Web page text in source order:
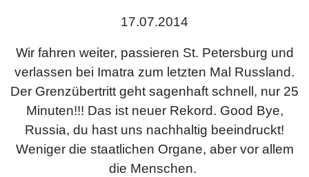
17.07.2014
Wir fahren weiter, passieren St. Petersburg und
verlassen bei Imatra zum letzten Mal Russland.
Der Grenzübertritt geht sagenhaft schnell, nur 25
Minuten!!! Das ist neuer Rekord. Good Bye,
Russia, du hast uns nachhaltig beeindruckt!
Weniger die staatlichen Organe, aber vor allem
die Menschen.